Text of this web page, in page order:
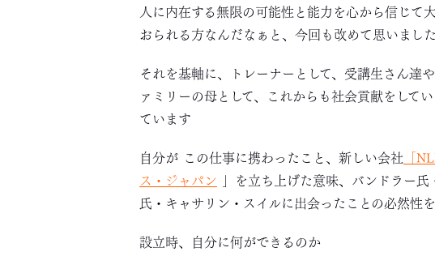
人に内在する無限の可能性と能力を心から信じて
おられる方なんだなぁと、今回も改めて思いました
それを基軸に、トレーナーとして、受講生さん達
ァミリーの母として、これからも社会貢献をして
ています
自分が この仕事に携わったこと、新しい会社 「
ス・ジャパン 」 を立ち上げた意味、バンドラー氏
氏・キャサリン・スイルに出会ったことの必然性
設立時、自分に何ができるのか